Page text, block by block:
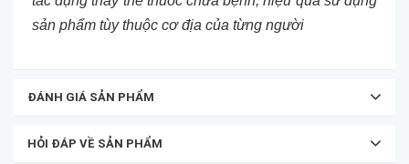
sản phẩm tùy thuộc cơ địa của từng người
ĐÁNH GIÁ SẢN PHẨM
HỎI ĐÁP VỀ SẢN PHẨM